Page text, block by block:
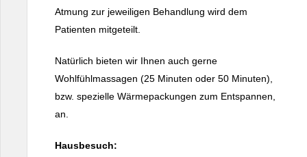
Atmung zur jeweiligen Behandlung wird dem
Patienten mitgeteilt.
Natürlich bieten wir Ihnen auch gerne
Wohlfühlmassagen (25 Minuten oder 50 Minuten),
bzw. spezielle Wärmepackungen zum Entspannen,
an.
Hausbesuch: